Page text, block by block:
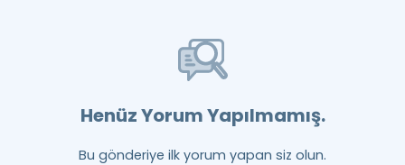
Henüz Yorum Yapılmamış.
Bu gönderiye ilk yorum yapan siz olun.